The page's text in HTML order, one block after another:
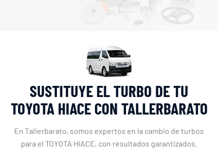
SUSTITUYE EL TURBO DE TU
TOYOTA HIACE CON TALLERBARATO
En Tallerbarato, somos expertos en la cambio de turbos
para el TOYOTA HIACE, con resultados garantizados.